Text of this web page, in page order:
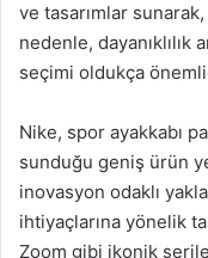
ve tasarımlar
nedenle, dayanıklılık
seçimi oldukça
Nike, spor ayakkabı
sunduğu geniş ürün
inovasyon odaklı
ihtiyaçlarına yönelik
Zoom gibi ikonik